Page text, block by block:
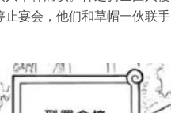
宴会，他们和草帽一伙联手